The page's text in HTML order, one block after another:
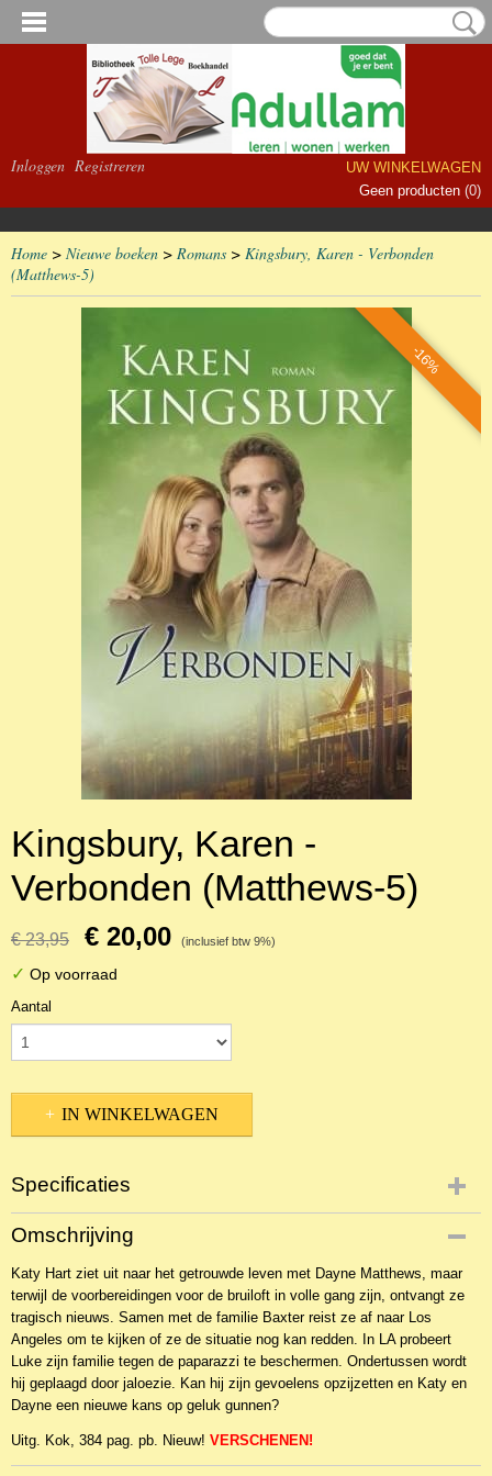
Inloggen Registreren
UW WINKELWAGEN
Geen producten (0)
Home > Nieuwe boeken > Romans > Kingsbury, Karen - Verbonden
(Matthews-5)
-16%
Kingsbury, Karen -
Verbonden (Matthews-5)
€ 23,95 € 20,00 (inclusief btw 9%)
✓ Op voorraad
Aantal
IN WINKELWAGEN
Specificaties
Productcode
NBKR-5874
EAN code
9789029722186
Omschrijving
Katy Hart ziet uit naar het getrouwde leven met Dayne Matthews, maar
terwijl de voorbereidingen voor de bruiloft in volle gang zijn, ontvangt ze
tragisch nieuws. Samen met de familie Baxter reist ze af naar Los
Angeles om te kijken of ze de situatie nog kan redden. In LA probeert
Luke zijn familie tegen de paparazzi te beschermen. Ondertussen wordt
hij geplaagd door jaloezie. Kan hij zijn gevoelens opzijzetten en Katy en
Dayne een nieuwe kans op geluk gunnen?
Uitg. Kok, 384 pag. pb. Nieuw! VERSCHENEN!